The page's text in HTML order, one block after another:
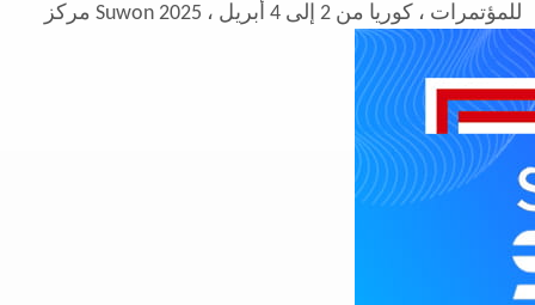
مركز Suwon للمؤتمرات ، كوريا من 2 إلى 4 أبريل ، 2025